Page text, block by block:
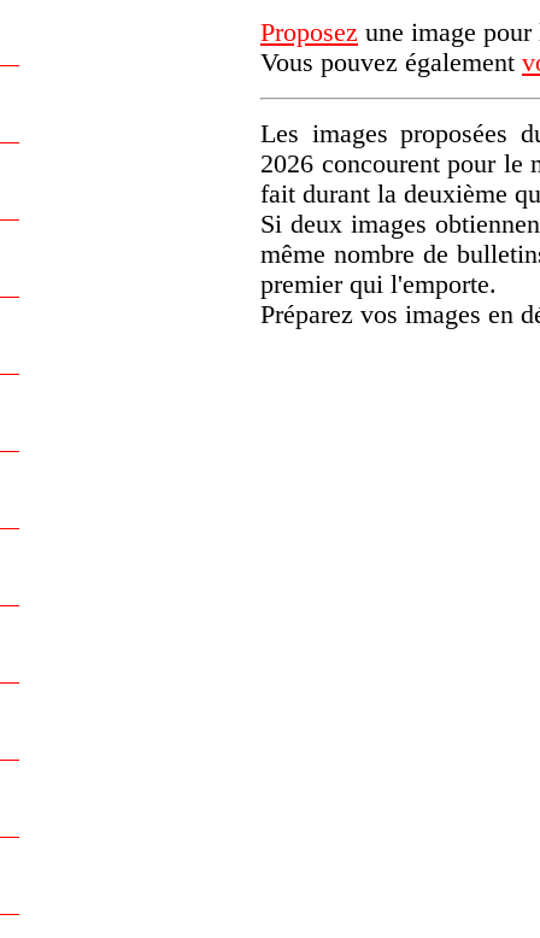
Proposez une image
Vous pouvez également
Les images proposées
2026 concourent pour le
fait durant la deuxième
Si deux images
même nombre de
premier qui l'emporte.
Préparez vos images en